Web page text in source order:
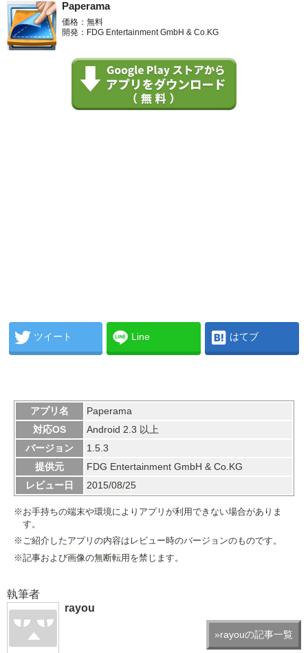
Paperama
価格：無料
開発：FDG Entertainment GmbH & Co.KG
ツイート Line はてブ
アプリ名
Paperama
対応OS
Android 2.3 以上
バージョン
1.5.3
提供元
FDG Entertainment GmbH & Co.KG
レビュー日
2015/08/25
※お手持ちの端末や環境によりアプリが利用できない場合がありま
す。
※ご紹介したアプリの内容はレビュー時のバージョンのものです。
※記事および画像の無断転用を禁じます。
執筆者
rayou
»rayouの記事一覧